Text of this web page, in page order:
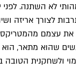
ובעולם כולו, אבל שום
את עצמם
שהוא מתאר,
ולשחקנית